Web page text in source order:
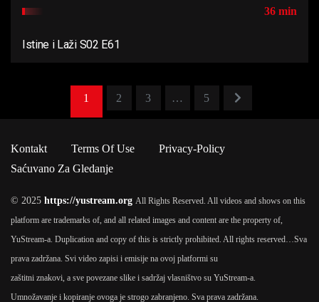
36 min
Istine i Laži S02 E61
1 2 3 … 5
Kontakt Terms Of Use
Privacy-Policy
Saćuvano Za Gledanje
© 2025 https://yustream.org All Rights Reserved. All videos and shows on this
platform are trademarks of, and all related images and content are the property of,
YuStream-a. Duplication and copy of this is strictly prohibited. All rights reserved…Sva
prava zadržana. Svi video zapisi i emisije na ovoj platformi su
zaštitni znakovi, a sve povezane slike i sadržaj vlasništvo su YuStream-a.
Umnožavanje i kopiranje ovoga je strogo zabranjeno. Sva prava zadržana.